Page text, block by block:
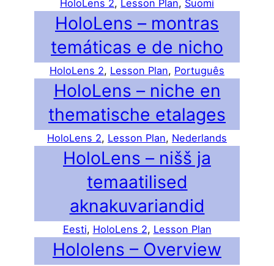
HoloLens 2, Lesson Plan, Suomi
HoloLens – montras
temáticas e de nicho
HoloLens 2, Lesson Plan, Português
HoloLens – niche en
thematische etalages
HoloLens 2, Lesson Plan, Nederlands
HoloLens – nišš ja
temaatilised
aknakuvariandid
Eesti, HoloLens 2, Lesson Plan
Hololens – Overview